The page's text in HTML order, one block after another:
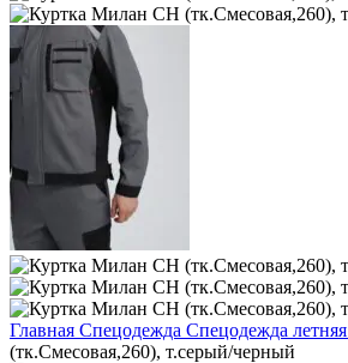
Главная Спецодежда Спецодежда летняя
(тк.Смесовая,260), т.серый/черный